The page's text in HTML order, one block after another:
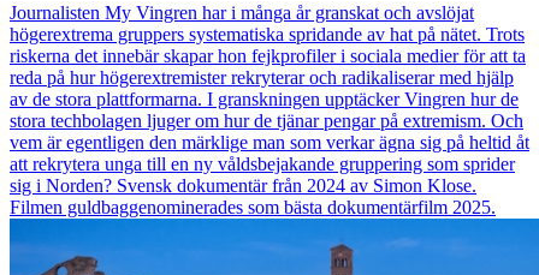
Journalisten My Vingren har i många år granskat och avslöjat
högerextrema gruppers systematiska spridande av hat på nätet. Trots
riskerna det innebär skapar hon fejkprofiler i sociala medier för att ta
reda på hur högerextremister rekryterar och radikaliserar med hjälp
av de stora plattformarna. I granskningen upptäcker Vingren hur de
stora techbolagen ljuger om hur de tjänar pengar på extremism. Och
vem är egentligen den märklige man som verkar ägna sig på heltid åt
att rekrytera unga till en ny våldsbejakande gruppering som sprider
sig i Norden? Svensk dokumentär från 2024 av Simon Klose.
Filmen guldbaggenominerades som bästa dokumentärfilm 2025.